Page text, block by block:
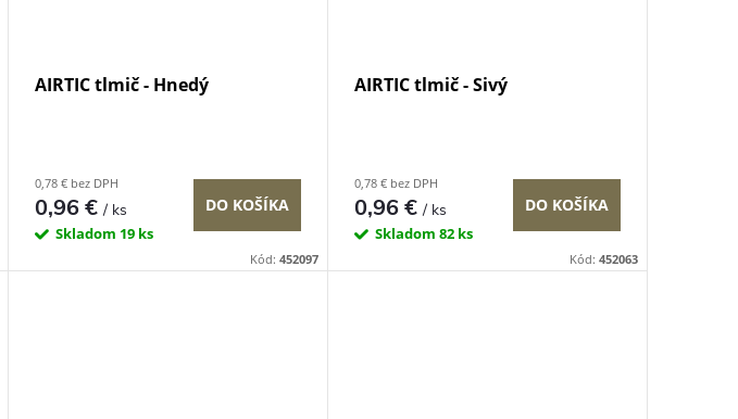
AIRTIC tlmič - Hnedý
0,78 € bez DPH
0,96 €/ ks
Skladom 19 ks
DO KOŠÍKA
Kód: 452097
AIRTIC tlmič - Sivý
0,78 € bez DPH
0,96 €/ ks
Skladom 82 ks
DO KOŠÍKA
Kód: 452063